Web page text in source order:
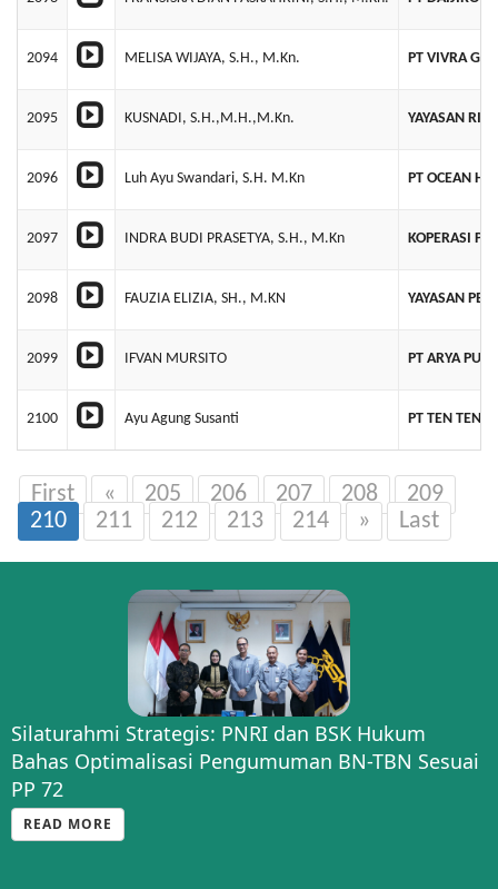
2094 MELISA WIJAYA, S.H., M.Kn. PT VIVRA
2095 KUSNADI, S.H.,M.H.,M.Kn. YAYASAN
2096 Luh Ayu Swandari, S.H. M.Kn PT OCEAN
2097 INDRA BUDI PRASETYA, S.H., M.Kn KOPERASI
2098 FAUZIA ELIZIA, SH., M.KN YAYASAN
2099 IFVAN MURSITO PT ARYA
2100 Ayu Agung Susanti PT TEN TEN
First « 205 206 207 208
209
210
211 212 213 214 » Last
Silaturahmi Strategis: PNRI dan BSK Hukum
Bahas Optimalisasi Pengumuman BN-TBN Sesuai
PP 72
READ MORE